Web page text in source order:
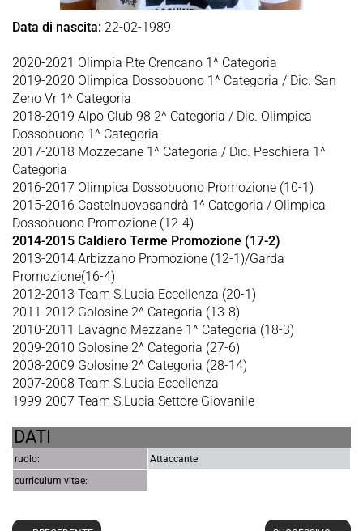
Data di nascita: 22-02-1989
2020-2021 Olimpia P.te Crencano 1^ Categoria
2019-2020 Olimpica Dossobuono 1^ Categoria / Dic. San
Zeno Vr 1^ Categoria
2018-2019 Alpo Club 98 2^ Categoria / Dic. Olimpica
Dossobuono 1^ Categoria
2017-2018 Mozzecane 1^ Categoria / Dic. Peschiera 1^
Categoria
2016-2017 Olimpica Dossobuono Promozione (10-1)
2015-2016 Castelnuovosandrà 1^ Categoria / Olimpica
Dossobuono Promozione (12-4)
2014-2015 Caldiero Terme Promozione (17-2)
2013-2014 Arbizzano Promozione (12-1)/Garda
Promozione(16-4)
2012-2013 Team S.Lucia Eccellenza (20-1)
2011-2012 Golosine 2^ Categoria (13-8)
2010-2011 Lavagno Mezzane 1^ Categoria (18-3)
2009-2010 Golosine 2^ Categoria (27-6)
2008-2009 Golosine 2^ Categoria (28-14)
2007-2008 Team S.Lucia Eccellenza
1999-2007 Team S.Lucia Settore Giovanile
DATI
ruolo:
Attaccante
curriculum vitae: